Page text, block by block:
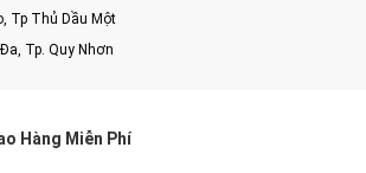
Tp Thủ Dầu Một
Tp. Quy Nhơn
Hàng Miễn Phí